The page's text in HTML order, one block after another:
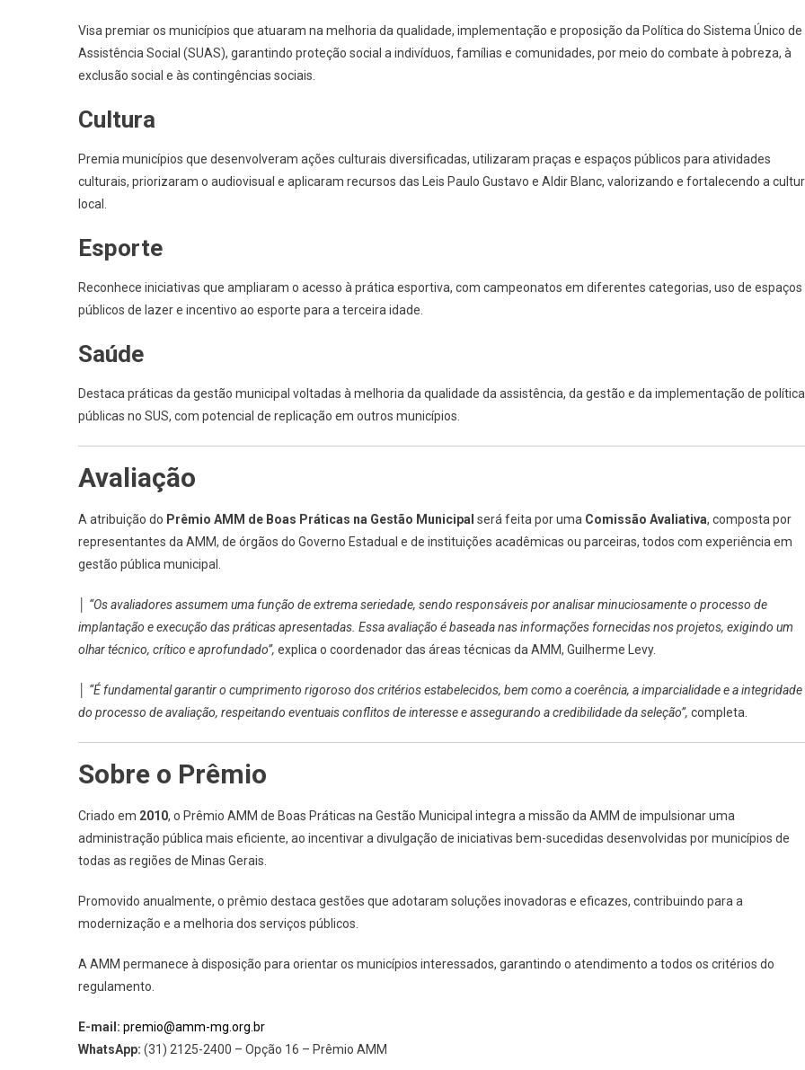
Visa premiar os municípios que atuaram na melhoria da qualidade, implementação e proposição da Política do Sistema Único de
Assistência Social (SUAS), garantindo proteção social a indivíduos, famílias e comunidades, por meio do combate à pobreza, à
exclusão social e às contingências sociais.
Cultura
Premia municípios que desenvolveram ações culturais diversificadas, utilizaram praças e espaços públicos para atividades
culturais, priorizaram o audiovisual e aplicaram recursos das Leis Paulo Gustavo e Aldir Blanc, valorizando e fortalecendo a
local.
Esporte
Reconhece iniciativas que ampliaram o acesso à prática esportiva, com campeonatos em diferentes categorias, uso de espaços
públicos de lazer e incentivo ao esporte para a terceira idade.
Saúde
Destaca práticas da gestão municipal voltadas à melhoria da qualidade da assistência, da gestão e da implementação de
públicas no SUS, com potencial de replicação em outros municípios.
Avaliação
A atribuição do Prêmio AMM de Boas Práticas na Gestão Municipal será feita por uma Comissão Avaliativa, composta por
representantes da AMM, de órgãos do Governo Estadual e de instituições acadêmicas ou parceiras, todos com experiência em
gestão pública municipal.
“Os avaliadores assumem uma função de extrema seriedade, sendo responsáveis por analisar minuciosamente o processo de
implantação e execução das práticas apresentadas. Essa avaliação é baseada nas informações fornecidas nos projetos, exigindo um
olhar técnico, crítico e aprofundado”, explica o coordenador das áreas técnicas da AMM, Guilherme Levy.
“É fundamental garantir o cumprimento rigoroso dos critérios estabelecidos, bem como a coerência, a imparcialidade e a integridade
do processo de avaliação, respeitando eventuais conflitos de interesse e assegurando a credibilidade da seleção”, completa.
Sobre o Prêmio
Criado em 2010, o Prêmio AMM de Boas Práticas na Gestão Municipal integra a missão da AMM de impulsionar uma
administração pública mais eficiente, ao incentivar a divulgação de iniciativas bem-sucedidas desenvolvidas por municípios de
todas as regiões de Minas Gerais.
Promovido anualmente, o prêmio destaca gestões que adotaram soluções inovadoras e eficazes, contribuindo para a
modernização e a melhoria dos serviços públicos.
A AMM permanece à disposição para orientar os municípios interessados, garantindo o atendimento a todos os critérios do
regulamento.
E-mail: premio@amm-mg.org.br
WhatsApp: (31) 2125-2400 – Opção 16 – Prêmio AMM